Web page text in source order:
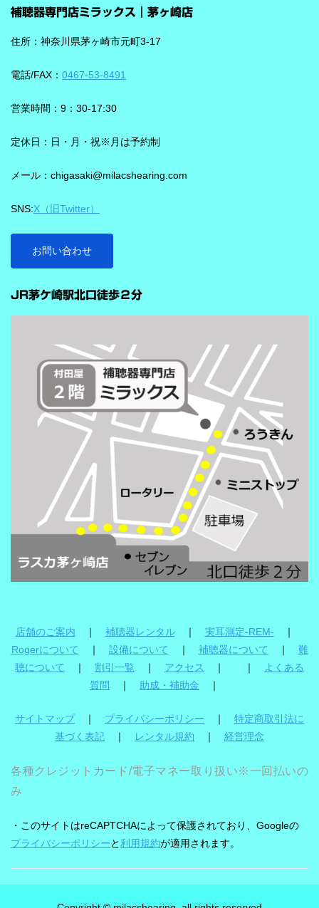
音が同時に耳に入ってきます。 ビビアは、そうした場面で必要な
ことばと不要な雑音のコントラストをつくる方向で働くことが特
やすくする設計と考えると理解しやすいです。 DNNチップで、騒
Neural Network）チップが搭載されています。 このDNNチップは
を支える役割を担うと説明されています。 さらに、このチップが
作し、1日あたり4.9兆回の演算を行うとされています。 「インテ
ビビアの注目機能の一つが「インテリジェンス フォーカス」で
ストをつけることで、より聞き取りを助ける会話学習を利用した
雑音抑制機能です。※9クラスのみ搭載 重要なのは、この機能
が“周囲の音を全部
し、7クラスならデータを192,000個収集するから、騒音下での言
ズ」ならより聞き取りやすくしてくれます。 デモ動画で確認 🔽ス
もロックオン機能を使えば、言葉の聞き取りが25％アップ！
補聴器専門店ミラックス｜茅ヶ崎店
住所：神奈川県茅ヶ崎市元町3-17
電話/FAX： 0467-53-8491
営業時間：9：30-17:30
定休日：日・月・祝※月は予約制
メール：chigasaki@milacshearing.com
SNS:X（旧Twitter）
お問い合わせ
JR茅ケ崎駅北口徒歩２分
店舗のご案内 ｜ 補聴器レンタル｜ 実耳測定-REM- ｜
Rogerについて ｜ 設備について ｜ 補聴器について ｜ 難
聴について
｜ 割引一覧 ｜ アクセス ｜ ｜
よくある
質問
｜ 助成・補助金 ｜
サイトマップ｜ プライバシーポリシー ｜ 特定商取引法に
基づく表記 ｜ レンタル規約 ｜ 経営理念
各種クレジットカード/電子マネー取り扱い※一回払いの
み
・このサイトはreCAPTCHAによって保護されており、Googleの
プライバシーポリシーと利用規約が適用されます。